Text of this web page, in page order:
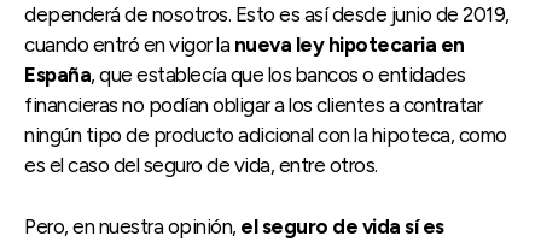
dependerá de nosotros. Esto es así desde junio de 2019,
cuando entró en vigor la nueva ley hipotecaria en
España, que establecía que los bancos o entidades
financieras no podían obligar a los clientes a contratar
ningún tipo de producto adicional con la hipoteca, como
es el caso del seguro de vida, entre otros.
Pero, en nuestra opinión, el seguro de vida sí es